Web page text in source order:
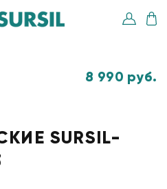
8 990 руб.
SURSIL-